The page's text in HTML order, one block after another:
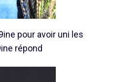
pour avoir uni les
répond